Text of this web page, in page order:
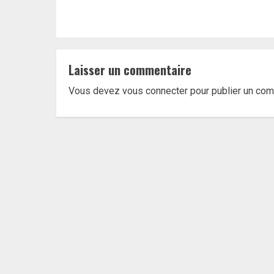
Laisser un commentaire
Vous devez vous connecter pour publier un